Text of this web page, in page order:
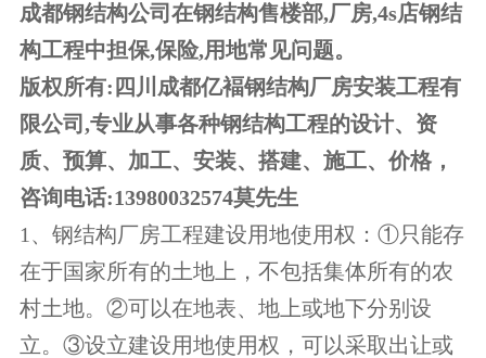
成都钢结构公司在钢结构售楼部,厂房,4s店钢结
构工程中担保,保险,用地常见问题。
版权所有: 四川成都亿褔钢结构厂房安装工程有
限公司,专业从事各种钢结构工程的设计、资
质、预算、加工、安装、搭建、施工、价格，
咨询电话:13980032574莫先生
1 、钢结构厂房工程建设用地使用权：①只能存
在于国家所有的土地上，不包括集体所有的农
村土地。②可以在地表、地上或地下分别设
立。③设立建设用地使用权，可以采取出让或